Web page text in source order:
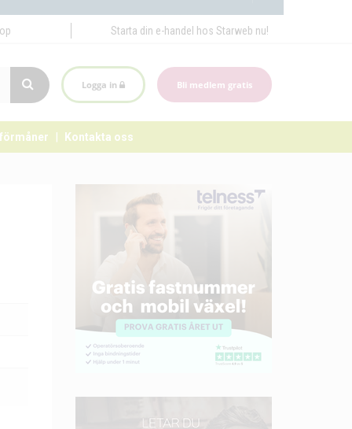
Starta din e-handel hos Starweb nu!
Logga in Bli medlem gratis
Kontakta oss